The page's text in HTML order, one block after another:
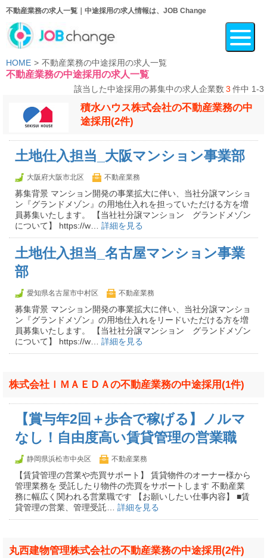
不動産業務の求人一覧｜中途採用の求人情報は、JOB Change
HOME 不動産業務の中途採用の求人一覧
不動産業務の中途採用の求人一覧
該当した中途採用の募集中の求人企業数 3 件中 1-3
積水ハウス株式会社の不動産業務の中
途採用(2件)
土地仕入担当_大阪マンション事業部
大阪府大阪市北区 不動産業務
募集背景 マンション開発の事業拡大に伴い、当社分譲マンショ
ン『グランドメゾン』の用地仕入れを担っていただける方を増
員募集いたします。 【当社社分譲マンション グランドメゾン
について】 https://w… 詳細を見る
土地仕入担当_名古屋マンション事業
部
愛知県名古屋市中村区 不動産業務
募集背景 マンション開発の事業拡大に伴い、当社分譲マンショ
ン『グランドメゾン』の用地仕入れをリードいただける方を増
員募集いたします。 【当社社分譲マンション グランドメゾン
について】 https://w… 詳細を見る
株式会社ＩＭＡＥＤＡの不動産業務の中途採用(1件)
【賞与年2回＋歩合で稼げる】ノルマ
なし！自由度高い賃貸管理の営業職
静岡県浜松市中央区 不動産業務
【賃貸管理の営業や売買サポート】 賃貸物件のオーナー様から
管理業務を 受託したり物件の売買をサポートします 不動産業
務に幅広く関われる営業職です 【お願いしたい仕事内容】 ■賃
貸管理の営業、管理受託… 詳細を見る
丸西建物管理株式会社の不動産業務の中途採用(2件)